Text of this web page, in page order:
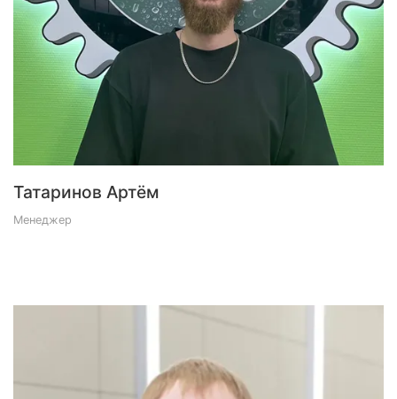
Татаринов Артём
Менеджер